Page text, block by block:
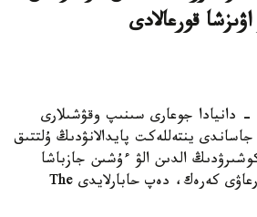
اۋىزشا قورعالادى
استانا. KAZINFORM - دانيادا جوعارى سىنىپ وقۋشىلارى
ينتەللەكت پايدالانۋدىڭ ۇلتتىق
الدىن الۋ ءۇشىن جازباشا
تاپسىرمالاردى اۋىزشا قورعاۋى كەرەك، دەپ حابارلايدى The